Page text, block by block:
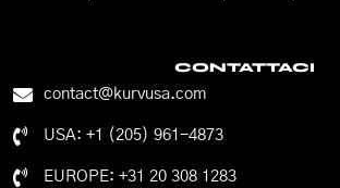
CONTATTACI
contact@kurvusa.com
USA: +1 (205) 961-4873
EUROPE: +31 20 308 1283